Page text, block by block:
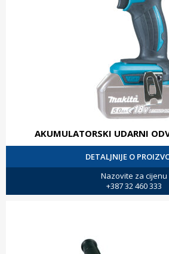
AKUMULATORSKI UDARNI
DETALJNIJE O
Nazovite za cijenu
+387 32 460 333